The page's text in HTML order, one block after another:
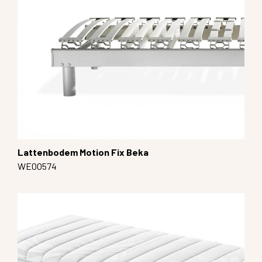
Lattenbodem Motion Fix Beka
WE00574